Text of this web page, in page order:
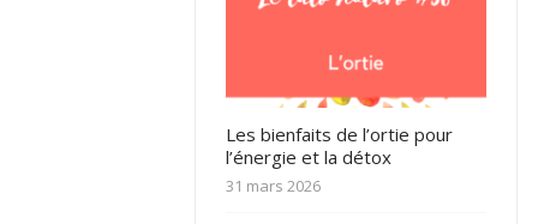
Les bienfaits de l’ortie pour
l’énergie et la détox
31 mars 2026